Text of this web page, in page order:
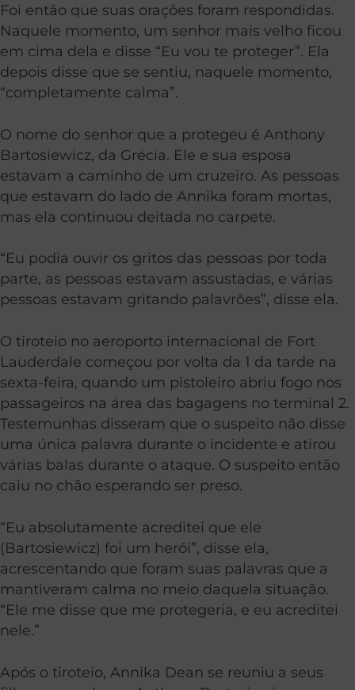
Foi então que suas orações foram respondidas.
Naquele momento, um senhor mais velho ficou
em cima dela e disse “Eu vou te proteger”. Ela
depois disse que se sentiu, naquele momento,
“completamente calma”.
O nome do senhor que a protegeu é Anthony
Bartosiewicz, da Grécia. Ele e sua esposa
estavam a caminho de um cruzeiro. As pessoas
que estavam do lado de Annika foram mortas,
mas ela continuou deitada no carpete.
“Eu podia ouvir os gritos das pessoas por toda
parte, as pessoas estavam assustadas, e várias
pessoas estavam gritando palavrões”, disse ela.
O tiroteio no aeroporto internacional de Fort
Lauderdale começou por volta da 1 da tarde na
sexta-feira, quando um pistoleiro abriu fogo nos
passageiros na área das bagagens no terminal 2.
Testemunhas disseram que o suspeito não disse
uma única palavra durante o incidente e atirou
várias balas durante o ataque. O suspeito então
caiu no chão esperando ser preso.
“Eu absolutamente acreditei que ele
(Bartosiewicz) foi um herói”, disse ela,
acrescentando que foram suas palavras que a
mantiveram calma no meio daquela situação.
“Ele me disse que me protegeria, e eu acreditei
nele.”
Após o tiroteio, Annika Dean se reuniu a seus